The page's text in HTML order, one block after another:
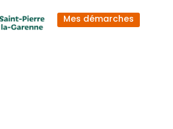
Mes démarches